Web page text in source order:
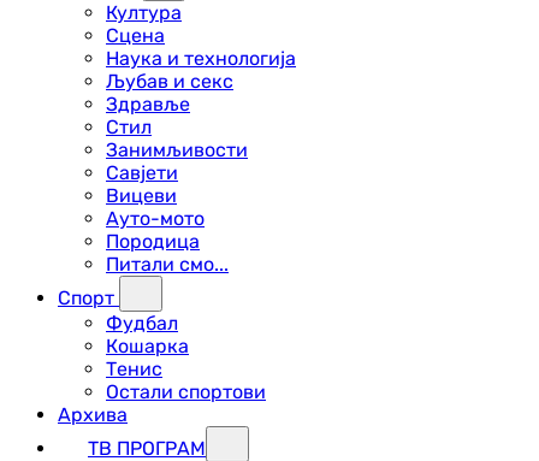
Култура
Сцена
Наука и технологија
Љубав и секс
Здравље
Стил
Занимљивости
Савјети
Вицеви
Ауто-мото
Породица
Питали смо...
Спорт
Фудбал
Кошарка
Тенис
Остали спортови
Архива
ТВ ПРОГРАМ